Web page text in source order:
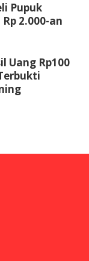
Pupuk
2.000-an
Uang Rp100